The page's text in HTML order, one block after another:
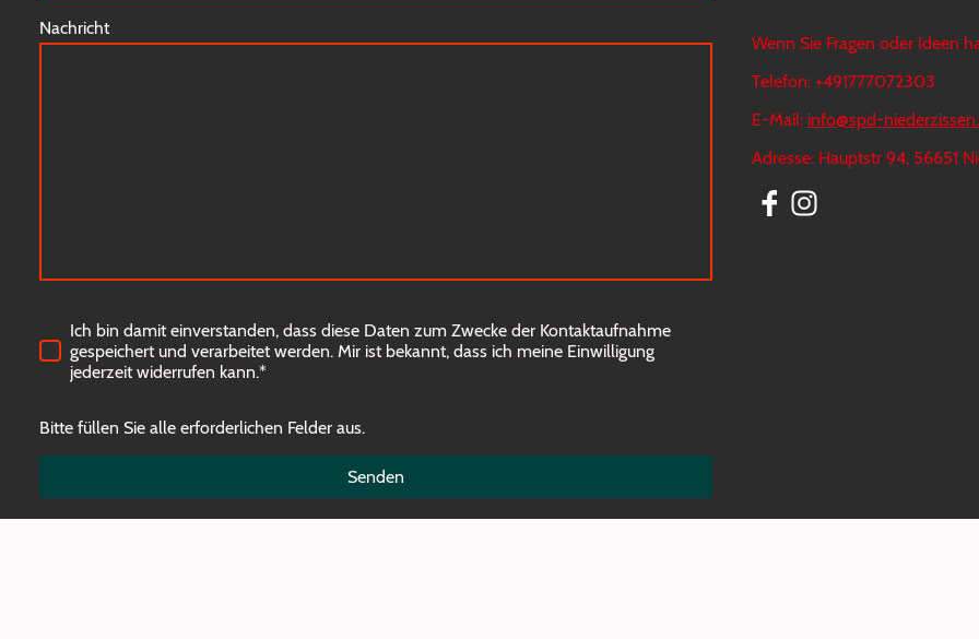
Nachricht
Ich bin damit einverstanden, dass diese Daten zum Zwecke der Kontaktaufnahme
gespeichert und verarbeitet werden. Mir ist bekannt, dass ich meine Einwilligung
jederzeit widerrufen kann.*
Bitte füllen Sie alle erforderlichen Felder aus.
Senden
Wenn Sie Fragen oder Ideen
Telefon: +491777072303
E-Mail: info@spd-
Adresse: Hauptstr 94, 56651